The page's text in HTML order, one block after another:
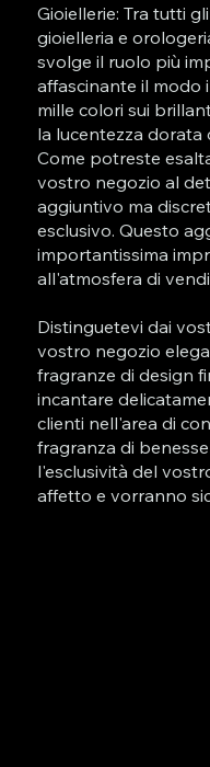
Gioiellerie: Tra tutti
gioielleria e
svolge il ruolo più
affascinante il modo
mille colori sui
la lucentezza dorata
Come potreste
vostro negozio al
aggiuntivo ma
esclusivo. Questo
importantissima
all'atmosfera di
Distinguetevi dai
vostro negozio
fragranze di design
incantare
clienti nell'area di
fragranza di
l'esclusività del
affetto e vorranno